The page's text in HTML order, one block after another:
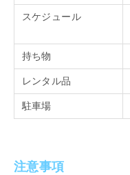
スケジュール
持ち物
レンタル品
駐車場
注意事項